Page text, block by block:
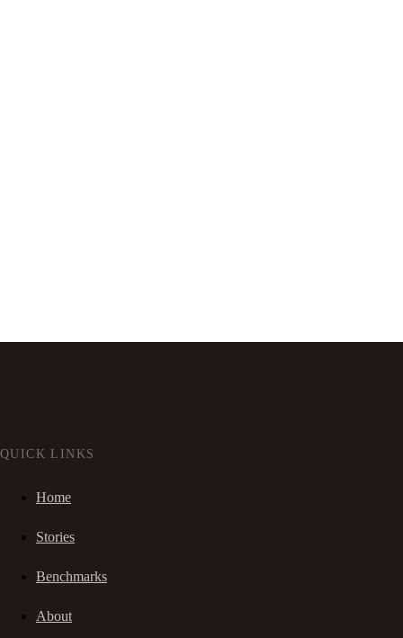
QUICK LINKS
Home
Stories
Benchmarks
About